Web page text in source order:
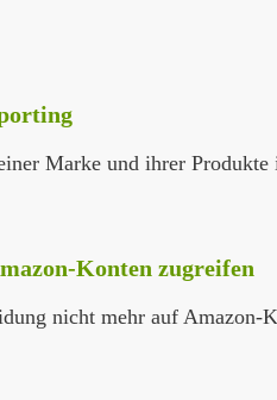
Marke und ihrer Produkte
Konten zugreifen
nicht mehr auf Amazon-